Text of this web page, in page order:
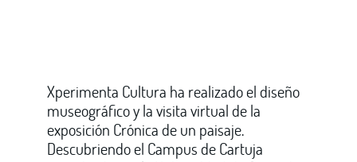
Xperimenta Cultura ha realizado el diseño
museográfico y la visita virtual de la
exposición Crónica de un paisaje.
Descubriendo el Campus de Cartuja